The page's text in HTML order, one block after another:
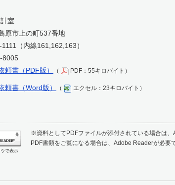
室
原市上の町537番地
（内線161,162,163）
8005
頼書（PDF版）
（ PDF：55キロバイト）
頼書（Word版） （ エクセル：23キロバイト）
で表示
※資料としてPDFファイルが添付されている場合は、
PDF書類をご覧になる場合は、Adobe Readerが必要